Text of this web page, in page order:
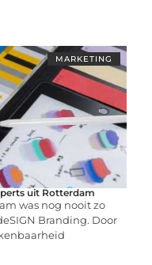
MARKETING
uit Rotterdam
was nog nooit zo
Branding. Door